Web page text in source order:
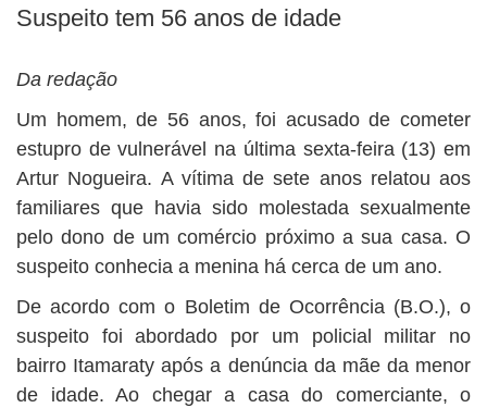
ANUNCIE
Suspeito tem 56 anos de idade
Da redação
Um homem, de 56 anos, foi acusado de cometer
estupro de vulnerável na última sexta-feira (13) em
Artur Nogueira. A vítima de sete anos relatou aos
familiares que havia sido molestada sexualmente
pelo dono de um comércio próximo a sua casa. O
suspeito conhecia a menina há cerca de um ano.
De acordo com o Boletim de Ocorrência (B.O.), o
suspeito foi abordado por um policial militar no
bairro Itamaraty após a denúncia da mãe da menor
de idade. Ao chegar a casa do comerciante, o